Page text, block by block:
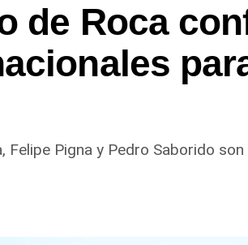
de Roca
Felipe Pigna y Pedro Saborido